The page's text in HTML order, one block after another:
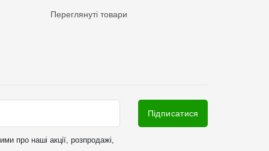
Переглянуті товари
про наші акції, розпродажі,
Підписатися